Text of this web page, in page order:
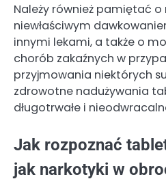
Należy również pamiętać o
niewłaściwym
innymi lekami, a także o
chorób zakaźnych w
przyjmowania niektórych
zdrowotne nadużywania
długotrwałe i
Jak rozpoznać
jak narkotyki w